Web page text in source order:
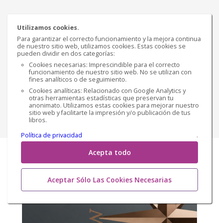
Utilizamos cookies.
Para garantizar el correcto funcionamiento y la mejora continua
de nuestro sitio web, utilizamos cookies. Estas cookies se
pueden dividir en dos categorías:
Cookies necesarias: Imprescindible para el correcto
funcionamiento de nuestro sitio web. No se utilizan con
fines analíticos o de seguimiento.
Cookies analíticas: Relacionado con Google Analytics y
otras herramientas estadísticas que preservan tu
anonimato. Utilizamos estas cookies para mejorar nuestro
sitio web y facilitarte la impresión y/o publicación de tus
libros.
Política de privacidad
.
Acepta todo
Aceptar Sólo Las Cookies Necesarias
Sinopsis
¡Descubre el Código de la Seducción y Transforma tu
Vida Ahora! ¿Alguna vez te has preguntado por qué
algunos hombres atraen mujeres sin esfuerzo,
mientras otros luchan por ser notados? El secre...
Versión impresa € 10,21
Comprar